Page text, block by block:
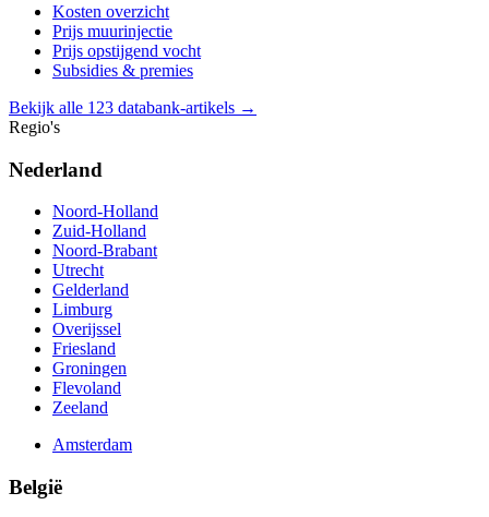
Kosten overzicht
Prijs muurinjectie
Prijs opstijgend vocht
Subsidies & premies
Bekijk alle 123 databank-artikels →
Regio's
Nederland
Noord-Holland
Zuid-Holland
Noord-Brabant
Utrecht
Gelderland
Limburg
Overijssel
Friesland
Groningen
Flevoland
Zeeland
Amsterdam
België